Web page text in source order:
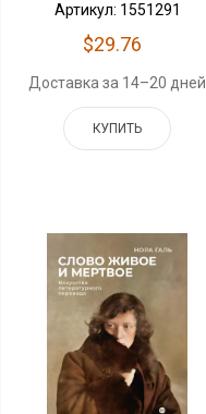
Артикул: 1551291
$29.76
Доставка за 14–20 дней
КУПИТЬ